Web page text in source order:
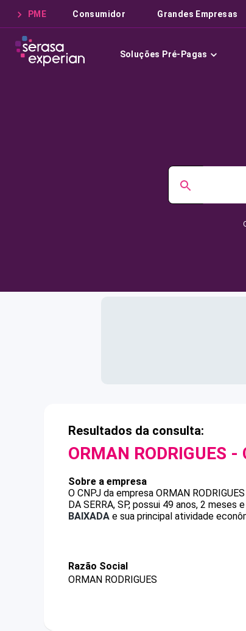
PME Consumidor Grandes Empresas
Soluções Pré-Pagas
Resultados da consulta:
ORMAN RODRIGUES -
Sobre a empresa
O CNPJ da empresa ORMAN RODRIGUES
DA SERRA, SP, possui 49 anos, 2
BAIXADA e sua principal atividade
Razão Social
ORMAN RODRIGUES